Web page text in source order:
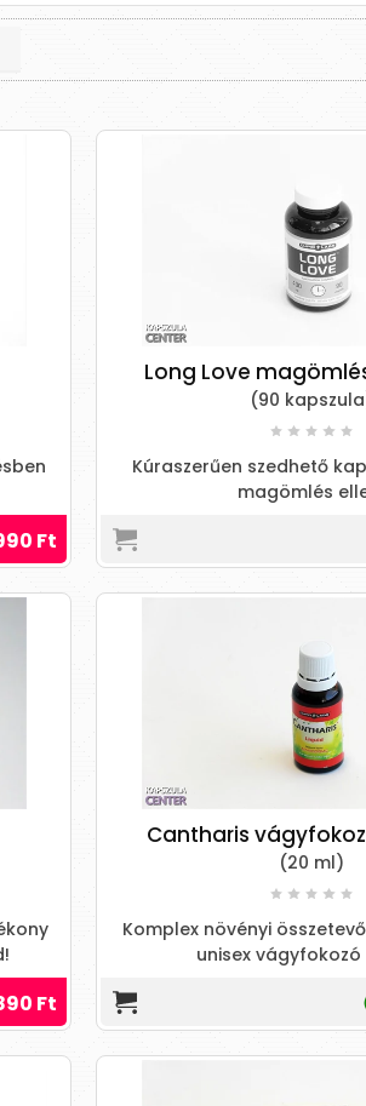
Ft
Long Love
(90
Kúraszerűen szedhető
magömlés
Ft
Cantharis
(20 ml)
Komplex növényi
unisex